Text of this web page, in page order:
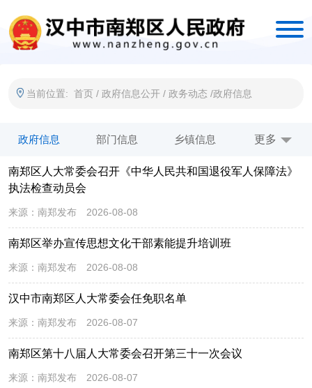
当前位置: 首页 / 政府信息公开 / 政务动态 /政府信息
政府信息 部门信息 乡镇信息 “三个年”活动
南郑区县域商业专栏
更多
南郑区人大常委会召开《中华人民共和国退役军人保障法》
执法检查动员会
来源： 南郑发布 2026-08-08
南郑区举办宣传思想文化干部素能提升培训班
来源： 南郑发布 2026-08-08
汉中市南郑区人大常委会任免职名单
来源： 南郑发布 2026-08-07
南郑区第十八届人大常委会召开第三十一次会议
来源： 南郑发布 2026-08-07